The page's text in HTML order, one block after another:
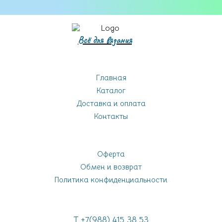
Всё для вязания
Главная
Каталог
Доставка и оплата
Контакты
Оферта
Обмен и возврат
Политика конфиденциальности
Т +7(988) 415 38 53